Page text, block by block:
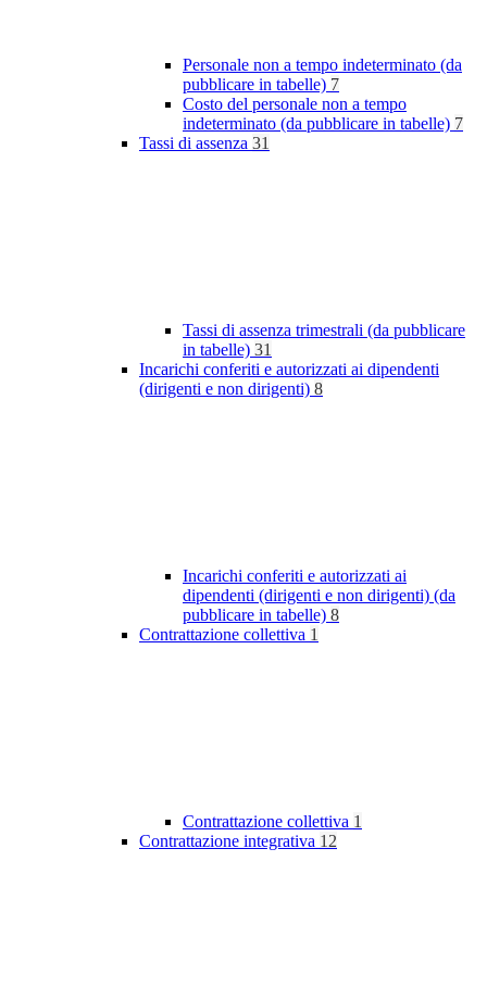
Personale non a tempo indeterminato (da
pubblicare in tabelle) 7
Costo del personale non a tempo
indeterminato (da pubblicare in tabelle) 7
Tassi di assenza 31
Tassi di assenza trimestrali (da pubblicare
in tabelle) 31
Incarichi conferiti e autorizzati ai dipendenti
(dirigenti e non dirigenti) 8
Incarichi conferiti e autorizzati ai
dipendenti (dirigenti e non dirigenti) (da
pubblicare in tabelle) 8
Contrattazione collettiva 1
Contrattazione collettiva 1
Contrattazione integrativa 12